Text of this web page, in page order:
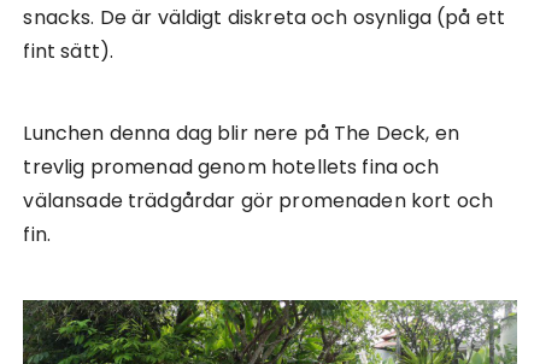
snacks. De är väldigt diskreta och osynliga (på ett
fint sätt).
Lunchen denna dag blir nere på The Deck, en
trevlig promenad genom hotellets fina och
välansade trädgårdar gör promenaden kort och
fin.